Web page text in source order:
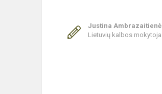
Justina Ambrazaitienė
Lietuvių kalbos mokytoja